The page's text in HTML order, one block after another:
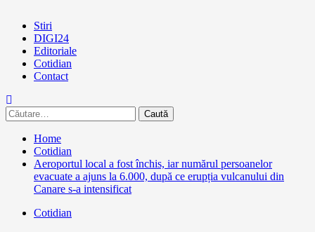
Primary
Menu
Stiri
DIGI24
Editoriale
Cotidian
Contact
Caută
după:
Home
Cotidian
Aeroportul local a fost închis, iar numărul persoanelor
evacuate a ajuns la 6.000, după ce erupția vulcanului din
Canare s-a intensificat
Cotidian